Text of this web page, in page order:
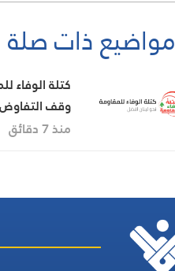
مواضيع ذات صلة
كتلة الوفاء
وقف التفاوض
الإسرائيلي
منذ 7 دقائق